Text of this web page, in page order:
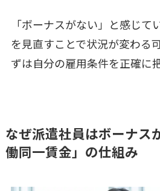
「ボーナスがない」と感じて
を見直すことで状況が変わる
ずは自分の雇用条件を正確に
なぜ派遣社員はボーナス
働同一賃金」の仕組み